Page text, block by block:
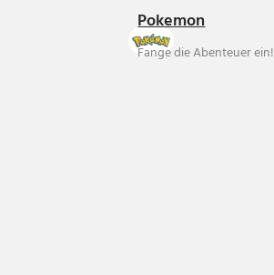
Pokemon
Fange die Abenteuer ein!